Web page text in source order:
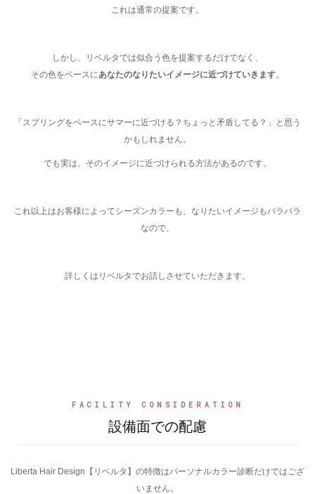
これは通常の提案です。
しかし、リベルタでは似合う色を提案するだけでなく、
その色をベースにあなたのなりたいイメージに近づけていきます。
「スプリングをベースにサマーに近づける？ちょっと矛盾してる？」と思う
かもしれません。
でも実は、そのイメージに近づけられる方法があるのです。
これ以上はお客様によってシーズンカラーも、なりたいイメージもバラバラ
なので、
詳しくはリベルタでお話しさせていただきます。
FACILITY CONSIDERATION
設備面での配慮
Liberta Hair Design【リベルタ】の特徴はパーソナルカラー診断だけではござ
いません。